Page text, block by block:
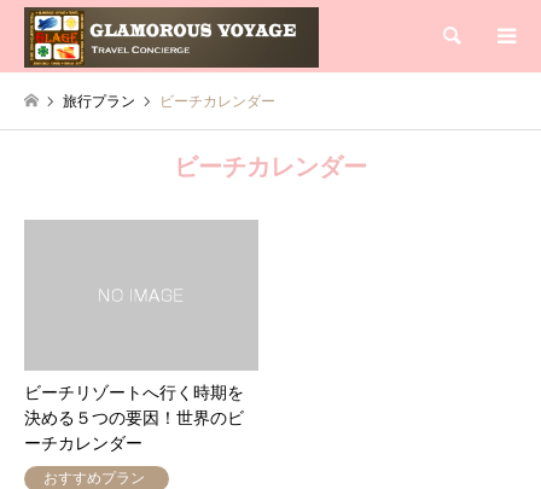
検索
旅行プラン ビーチカレンダー
ビーチカレンダー
ビーチリゾートへ行く時期を
決める５つの要因！世界のビ
ーチカレンダー
おすすめプラン